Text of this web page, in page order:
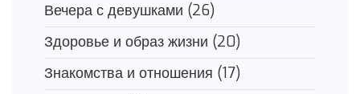
Вечера с девушками (26)
Здоровье и образ жизни (20)
Знакомства и отношения (17)